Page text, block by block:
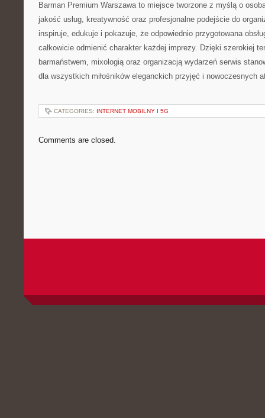
Barman Premium Warszawa to miejsce tworzone z myślą o
jakość usług, kreatywność oraz profesjonalne podejście do
inspiruje, edukuje i pokazuje, że odpowiednio przygotowana
całkowicie odmienić charakter każdej imprezy. Dzięki szerokiej
barmaństwem, mixologią oraz organizacją wydarzeń serwis
dla wszystkich miłośników eleganckich przyjęć i nowoczesnych
CATEGORIES: INTERNET MOBILNY I 5G
Comments are closed.